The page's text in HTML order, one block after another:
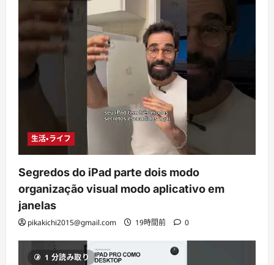
生活・ライフ
Segredos do iPad parte dois modo
organização visual modo aplicativo em
janelas
pikakichi2015@gmail.com 19時間前 0
1 分読み取り